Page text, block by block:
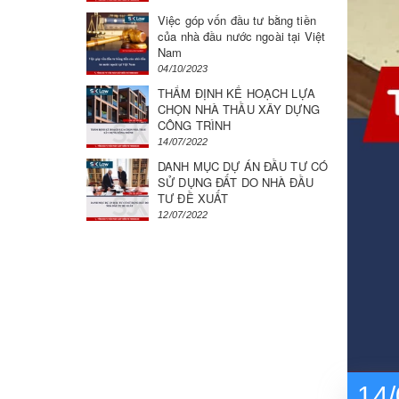
Việc góp vốn đầu tư bằng tiền
của nhà đầu nước ngoài tại Việt
Nam
04/10/2023
THẨM ĐỊNH KẾ HOẠCH LỰA
CHỌN NHÀ THẦU XÂY DỰNG
CÔNG TRÌNH
14/07/2022
DANH MỤC DỰ ÁN ĐẦU TƯ CÓ
SỬ DỤNG ĐẤT DO NHÀ ĐẦU
TƯ ĐỀ XUẤT
12/07/2022